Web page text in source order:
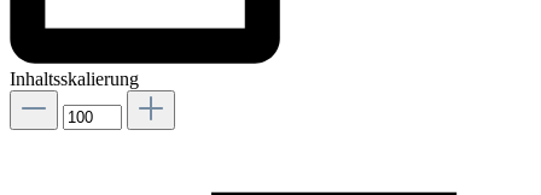
Inhaltsskalierung